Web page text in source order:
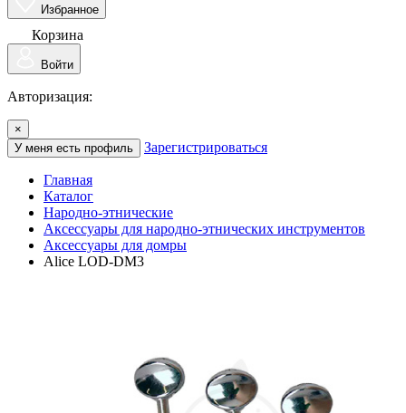
Избранное
Корзина
Войти
Авторизация:
×
У меня есть профиль
Зарегистрироваться
Главная
Каталог
Народно-этнические
Аксессуары для народно-этнических инструментов
Аксессуары для домры
Alice LOD-DM3